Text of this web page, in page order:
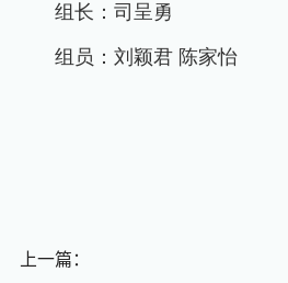
组长：司呈勇
组员：刘颖君 陈家怡
上一篇：